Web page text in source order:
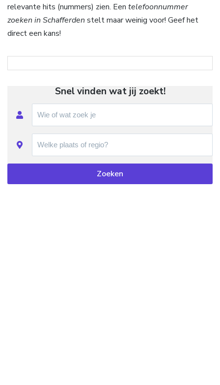
relevante hits (nummers) zien. Een telefoonnummer
zoeken in Schafferden stelt maar weinig voor! Geef het
direct een kans!
Snel vinden wat jij zoekt!